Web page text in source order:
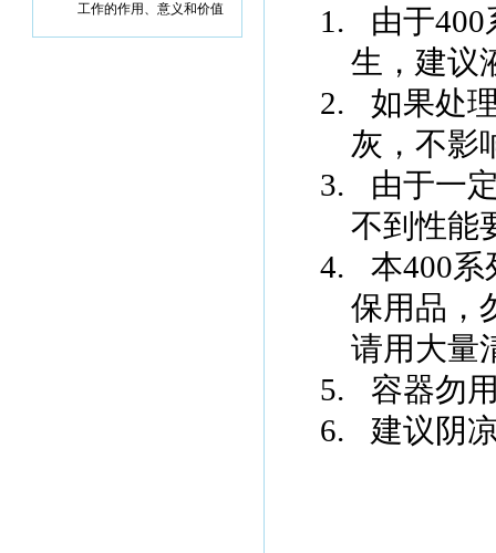
工作的作用、意义和价值
1.
由于400
生，建议
2.
如果处
灰，不影
3.
由于一
不到性能
4.
本400系
保用品，
请用大量
5.
容器勿
6.
建议阴